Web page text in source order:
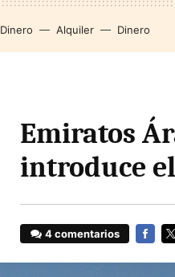
Dinero Alquiler Dinero
Emiratos
introduce
4 comentarios